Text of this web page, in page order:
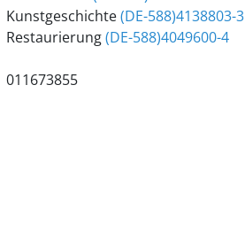
Kunstgeschichte(DE-588)4138803-3
Restaurierung(DE-588)4049600-4
011673855